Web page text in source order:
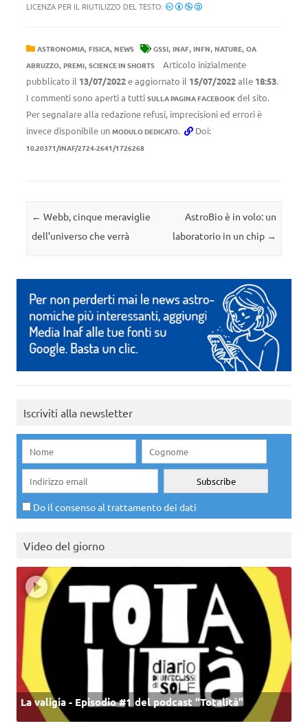
LICENZA PER IL RIUTILIZZO DEL TESTO:
ASTRONOMIA, FISICA, NEWS GSSI, INAF, INFN, NATURE, OA
ABRUZZO, PREMI, SCIENCE IN SHORTS
Articolo inizialmente
pubblicato il 13/07/2022e aggiornato il 15/07/2022alle 18:53.
I commenti sono aperti a tutti SULLA PAGINA FACEBOOK del sito.
Per segnalare alla redazione refusi, imprecisioni ed errori è
invece disponibile un MODULO DEDICATO. Doi:
10.20371/INAF/2724-2641/1726268
Navigazione articolo
← Webb, cinque meraviglie
dell’universo che verrà
AstroBio è in volo: un
laboratorio in un chip →
Iscriviti alla newsletter
Do il consenso al trattamento dei dati
Video del giorno
La valigia - Episodio #1 del podcast “Totalità”